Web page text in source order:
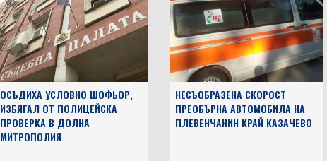
ОСЪДИХА УСЛОВНО ШОФЬОР,
ИЗБЯГАЛ ОТ ПОЛИЦЕЙСКА
ПРОВЕРКА В ДОЛНА
МИТРОПОЛИЯ
НЕСЪОБРАЗЕНА СКОРОСТ
ПРЕОБЪРНА АВТОМОБИЛА НА
ПЛЕВЕНЧАНИН КРАЙ КАЗАЧЕВО